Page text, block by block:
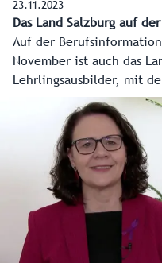
23.11.2023
Das Land Salzburg auf
Auf der
November ist auch das
Lehrlingsausbilder, mit
den landwirtschaftlichen